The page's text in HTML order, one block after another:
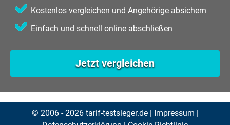
Kostenlos vergleichen und Angehörige absichern
Einfach und schnell online abschließen
Jetzt vergleichen
© 2006 - 2026 tarif-testsieger.de | Impressum